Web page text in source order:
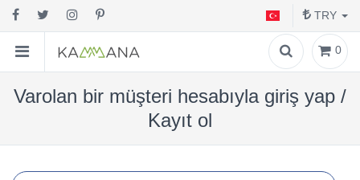
TRY
0
Varolan bir müşteri hesabıyla giriş yap /
Kayıt ol